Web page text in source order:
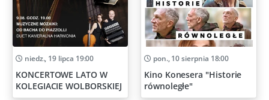
niedz., 19 lipca 19:00
KONCERTOWE LATO W
KOLEGIACIE WOLBORSKIEJ
pon., 10 sierpnia 18:00
Kino Konesera "Historie
równoległe"